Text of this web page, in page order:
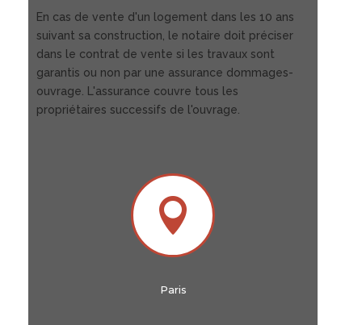
En cas de vente d'un logement dans les 10 ans
suivant sa construction, le notaire doit préciser
dans le contrat de vente si les travaux sont
garantis ou non par une assurance dommages-
ouvrage. L'assurance couvre tous les
propriétaires successifs de l'ouvrage.

Paris